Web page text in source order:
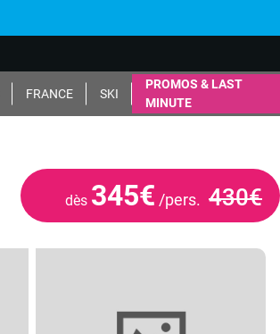
FRANCE SKI
PROMOS & LAST
MINUTE
dès 345€ /pers. 430€